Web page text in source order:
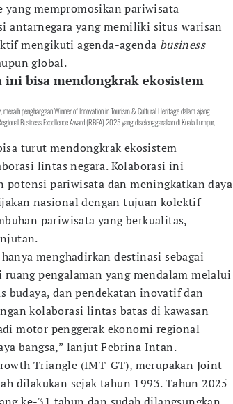
mempromosikan pariwisata
antarnegara yang memiliki situs warisan
mengikuti agenda-agenda business
global.
ini bisa mendongkrak ekosistem
penghargaan Winner of Innovation in Tourism & Cultural Heritage dalam ajang
Business Excellence Award (RBEA) 2025 yang diselenggarakan di Kuala Lumpur,
turut mendongkrak ekosistem
lintas negara. Kolaborasi ini
potensi pariwisata dan meningkatkan daya
nasional dengan tujuan kolektif
pariwisata yang berkualitas,
menghadirkan destinasi sebagai
pengalaman yang mendalam melalui
budaya, dan pendekatan inovatif dan
kolaborasi lintas batas di kawasan
motor penggerak ekonomi regional
bangsa,” lanjut Febrina Intan.
Triangle (IMT-GT), merupakan Joint
dilakukan sejak tahun 1993. Tahun 2025